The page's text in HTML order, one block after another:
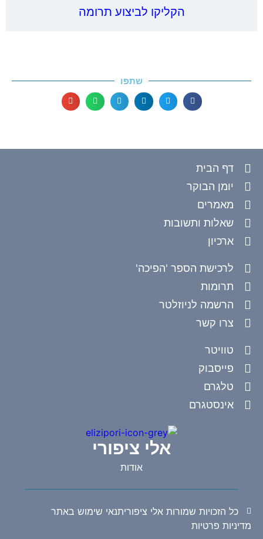
הקליקו לביצוע תרומה
שתפו
דף הבית
יומן הבוקר
מאמרים
שאלות ותשובות
ארכיון
לרכישת הספר 'הפיכה'
תרומות
הרשמה לניוזלטר
צרו קשר
טוויטר
פייסבוק
טלגרם
אינסטגרם
אלי ציפורי
אודות
כל הזכויות שמורות אלי ציפוריתנאי שימוש באתר
מדיניות פרטיות